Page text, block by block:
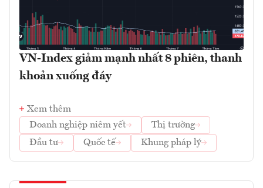
VN-Index giảm mạnh nhất 8 phiên, thanh
khoản xuống đáy
Xem thêm
Doanh nghiệp niêm yết
Thị trường
Đầu tư
Quốc tế Khung pháp lý